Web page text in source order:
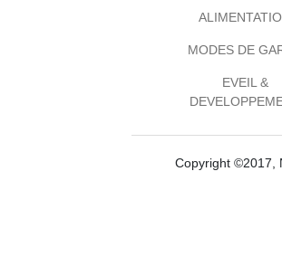
MODES DE
EVEIL &
Copyright ©2017,